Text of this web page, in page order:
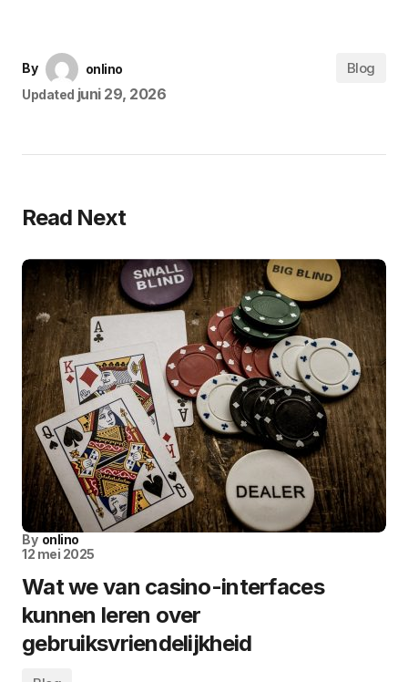
By
onlino
Updated juni 29, 2026
Blog
Read Next
By onlino
12 mei 2025
Wat we van casino-interfaces
kunnen leren over
gebruiksvriendelijkheid